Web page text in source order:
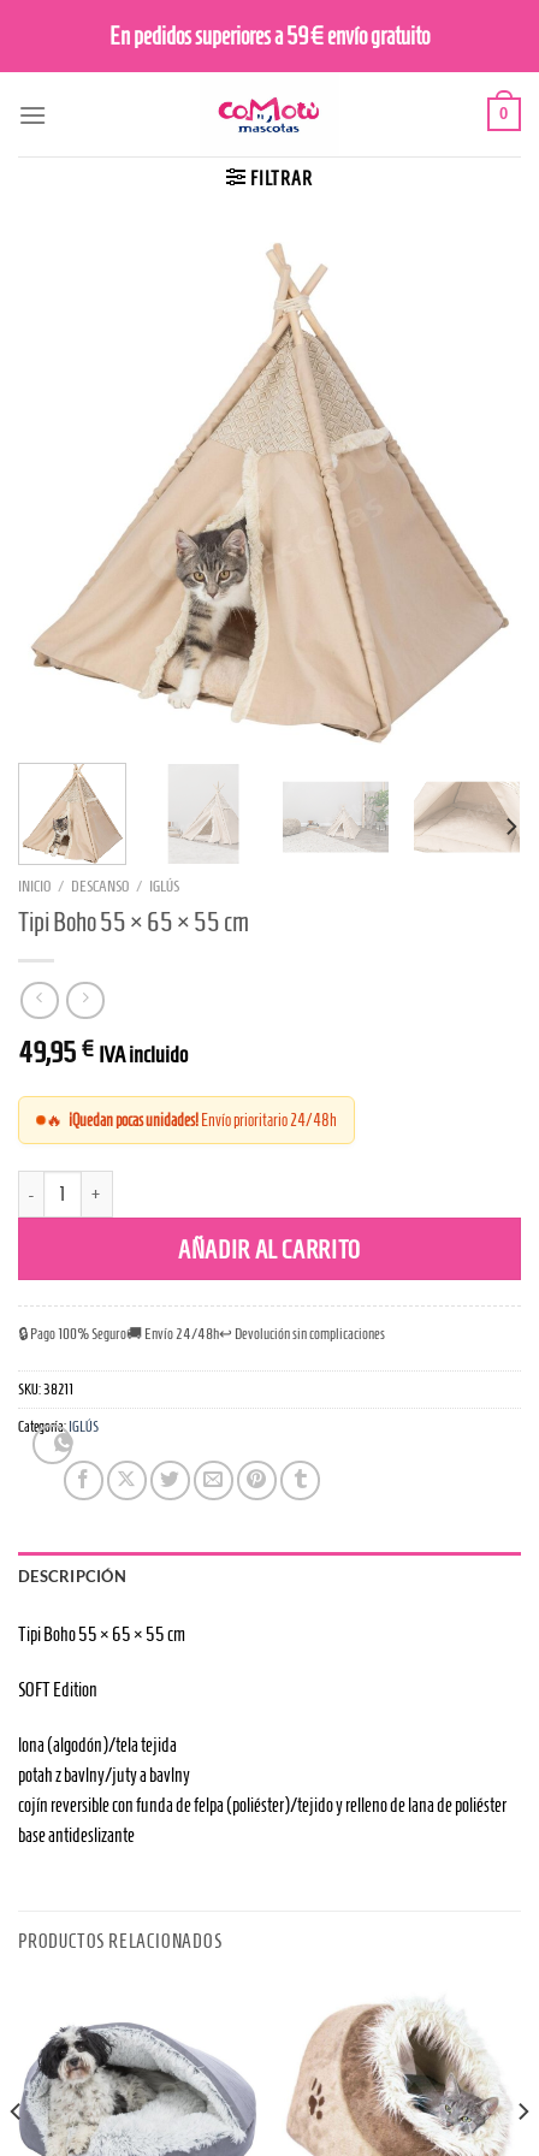
contenido
En pedidos superiores a 59€ envío gratuito
0
FILTRAR
INICIO / DESCANSO / IGLÚS
Tipi Boho 55 × 65 × 55 cm
49,95 € IVA incluido
🔥 ¡Quedan pocas unidades! Envío prioritario 24/48h
Tipi Boho 55 × 65 × 55 cm cantidad
AÑADIR AL CARRITO
🔒 Pago 100% Seguro🚚 Envío 24/48h↩️ Devolución sin complicaciones
SKU:38211
Categoría: IGLÚS
DESCRIPCIÓN
Tipi Boho 55 × 65 × 55 cm
SOFT Edition
lona (algodón)/tela tejida
potah z bavlny/juty a bavlny
cojín reversible con funda de felpa (poliéster)/tejido y relleno de lana de poliéster
base antideslizante
PRODUCTOS RELACIONADOS